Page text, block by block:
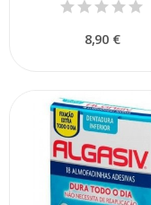
8,90 €